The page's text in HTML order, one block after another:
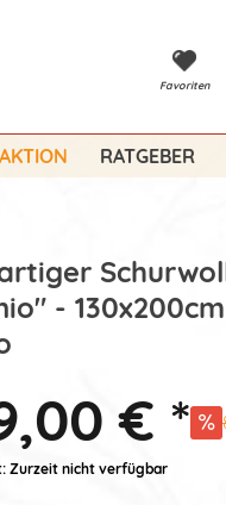
Favoriten
RATGEBER
-
€ *
Zurzeit nicht verfügbar